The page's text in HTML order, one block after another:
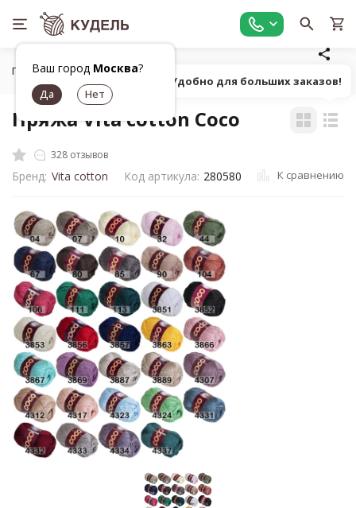
Ваш город Москва?
Главная Все для вязания
Пряжа Vita cotton Coco
328 отзывов
Бренд: Vita cotton Код артикула: 280580 К сравнению
Попробуй! Удобно для больших заказов!